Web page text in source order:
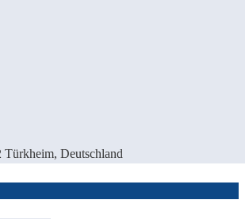
Türkheim, Deutschland